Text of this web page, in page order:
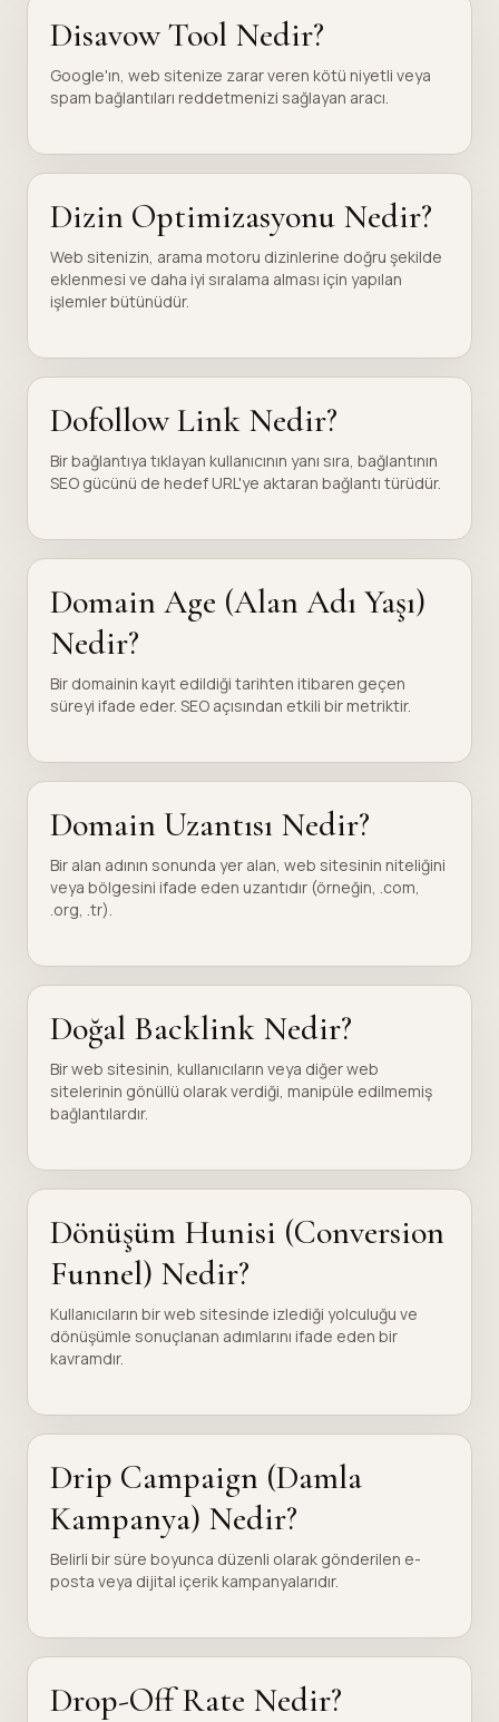
Disavow Tool Nedir?
Google'ın, web sitenize zarar veren kötü niyetli veya
spam bağlantıları reddetmenizi sağlayan aracı.
Dizin Optimizasyonu Nedir?
Web sitenizin, arama motoru dizinlerine doğru şekilde
eklenmesi ve daha iyi sıralama alması için yapılan
işlemler bütünüdür.
Dofollow Link Nedir?
Bir bağlantıya tıklayan kullanıcının yanı sıra, bağlantının
SEO gücünü de hedef URL'ye aktaran bağlantı türüdür.
Domain Age (Alan Adı Yaşı)
Nedir?
Bir domainin kayıt edildiği tarihten itibaren geçen
süreyi ifade eder. SEO açısından etkili bir metriktir.
Domain Uzantısı Nedir?
Bir alan adının sonunda yer alan, web sitesinin niteliğini
veya bölgesini ifade eden uzantıdır (örneğin, .com,
.org, .tr).
Doğal Backlink Nedir?
Bir web sitesinin, kullanıcıların veya diğer web
sitelerinin gönüllü olarak verdiği, manipüle edilmemiş
bağlantılardır.
Dönüşüm Hunisi (Conversion
Funnel) Nedir?
Kullanıcıların bir web sitesinde izlediği yolculuğu ve
dönüşümle sonuçlanan adımlarını ifade eden bir
kavramdır.
Drip Campaign (Damla
Kampanya) Nedir?
Belirli bir süre boyunca düzenli olarak gönderilen e-
posta veya dijital içerik kampanyalarıdır.
Drop-Off Rate Nedir?